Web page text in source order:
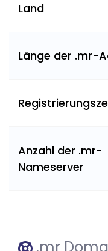
Land
Länge der .mr-
Anzahl der .mr-
Nameserver